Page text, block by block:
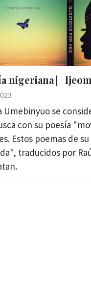
nigeriana
Umebinyuo se
con su poesía
Estos poemas de
traducidos por